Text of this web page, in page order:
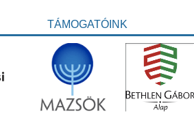
TÁMOGATÓINK